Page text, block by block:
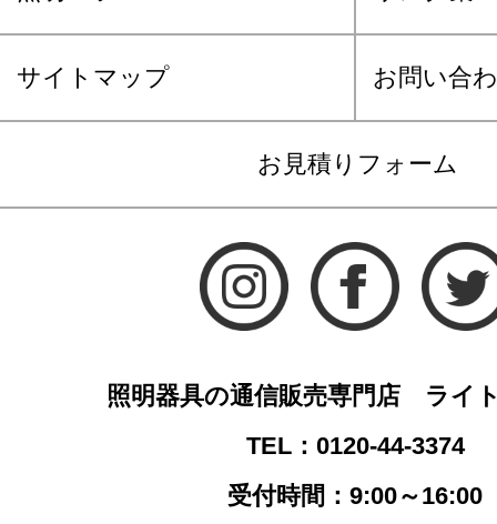
サイトマップ お問い合
お見積りフォーム
照明器具の通信販売専門店 ライ
TEL：0120-44-3374
受付時間：9:00～16:00